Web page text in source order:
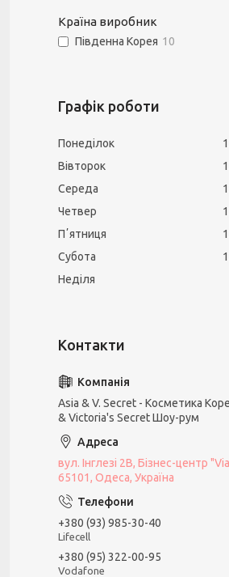
Країна виробник
Південна Корея 10
Графік роботи
Понеділок
Вівторок
Середа
Четвер
Пʼятниця
Субота
Неділя
Asia & V. Secret - Косметика
& Victoria's Secret Шоу-рум
вул. Інглезі 2В, Бізнес-центр
65101, Одеса, Україна
+380 (93) 985-30-40
Lifecell
+380 (95) 322-00-95
Vodafone